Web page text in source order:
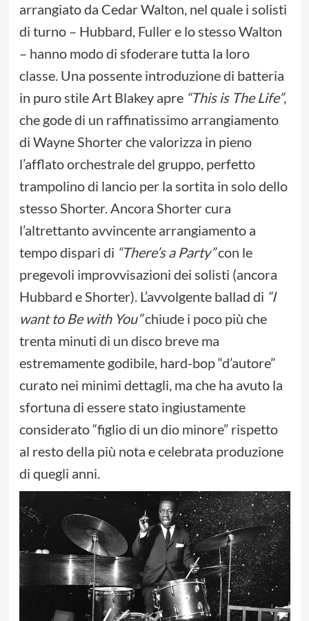
arrangiato da Cedar Walton, nel quale i solisti
di turno – Hubbard, Fuller e lo stesso Walton
– hanno modo di sfoderare tutta la loro
classe. Una possente introduzione di batteria
in puro stile Art Blakey apre “This is The Life”,
che gode di un raffinatissimo arrangiamento
di Wayne Shorter che valorizza in pieno
l’afflato orchestrale del gruppo, perfetto
trampolino di lancio per la sortita in solo dello
stesso Shorter. Ancora Shorter cura
l’altrettanto avvincente arrangiamento a
tempo dispari di “There’s a Party”con le
pregevoli improvvisazioni dei solisti (ancora
Hubbard e Shorter). L’avvolgente ballad di “I
want to Be with You”chiude i poco più che
trenta minuti di un disco breve ma
estremamente godibile, hard-bop “d’autore”
curato nei minimi dettagli, ma che ha avuto la
sfortuna di essere stato ingiustamente
considerato “figlio di un dio minore” rispetto
al resto della più nota e celebrata produzione
di quegli anni.